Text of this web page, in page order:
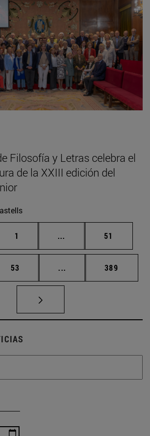
Filosofía y Letras celebra el
de la XXIII edición del
Página
1 ... Páginas intermedias
Página
51
Página
53 ... Páginas intermedias
Página
389